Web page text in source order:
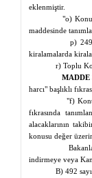
eklenmiştir.
"o)
maddesinde
p)
kiralamalarda
r) Toplu
MADDE
harcı" başlıklı
"f)
fıkrasında
alacaklarının
konusu değer
indirmeye veya
B) 492